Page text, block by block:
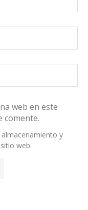
web en este
comente.
y
web.